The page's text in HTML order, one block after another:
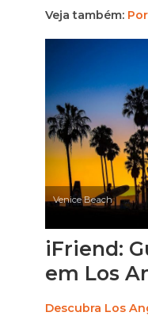
Veja também:
Venice Beach
iFriend:
em Los
Descubra Los